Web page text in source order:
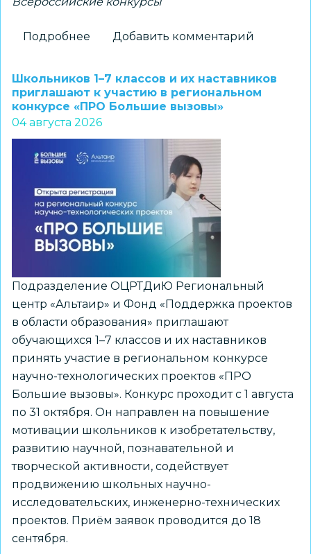
Подробнее
школьники
–
победители
всероссийского
«Большая
Добавить комментарий
Школьников 1–7 классов и их наставников
приглашают к участию в региональном
конкурсе «ПРО Большие вызовы»
04 августа 2026
Подразделение ОЦРТДиЮ Региональный
центр «Альтаир» и Фонд «Поддержка проектов
в области образования» приглашают
обучающихся 1–7 классов и их наставников
принять участие в региональном конкурсе
научно-технологических проектов «ПРО
Большие вызовы». Конкурс проходит с 1 августа
по 31 октября. Он направлен на повышение
мотивации школьников к изобретательству,
развитию научной, познавательной и
творческой активности, содействует
продвижению школьных научно-
исследовательских, инженерно-технических
проектов. Приём заявок проводится до 18
сентября.